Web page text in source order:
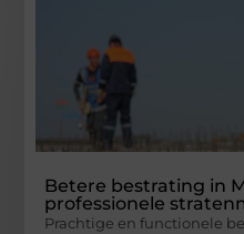
Betere bestrating in
professionele
Prachtige en functionele